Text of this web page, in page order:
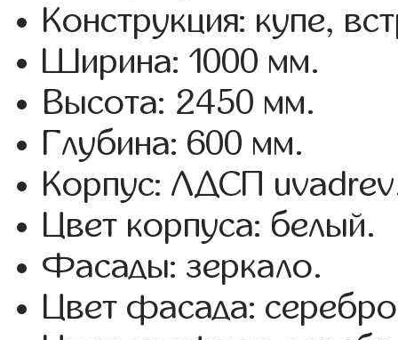
Конструкция: купе,
Ширина: 1000 мм.
Высота: 2450 мм.
Глубина: 600 мм.
Корпус: ЛДСП
Цвет корпуса: белый.
Фасады: зеркало.
Цвет фасада: